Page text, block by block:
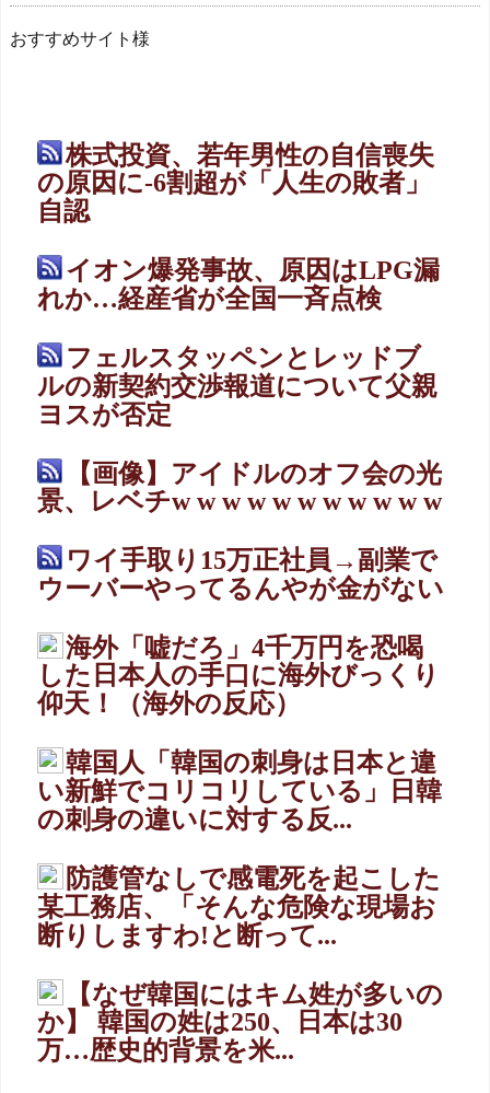
おすすめサイト様
株式投資、若年男性の自信喪失
の原因に-6割超が「人生の敗者」
自認
イオン爆発事故、原因はLPG漏
れか…経産省が全国一斉点検
フェルスタッペンとレッドブ
ルの新契約交渉報道について父親
ヨスが否定
【画像】アイドルのオフ会の光
景、レベチw w w w w w w w w w w
ワイ手取り15万正社員→副業で
ウーバーやってるんやが金がない
海外「嘘だろ」4千万円を恐喝
した日本人の手口に海外びっくり
仰天！（海外の反応）
韓国人「韓国の刺身は日本と違
い新鮮でコリコリしている」日韓
の刺身の違いに対する反...
防護管なしで感電死を起こした
某工務店、「そんな危険な現場お
断りしますわ!と断って...
【なぜ韓国にはキム姓が多いの
か】 韓国の姓は250、日本は30
万…歴史的背景を米...